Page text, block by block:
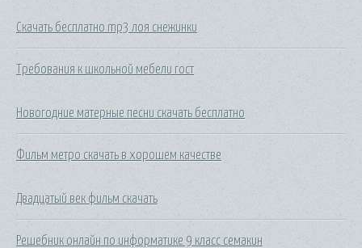
Скачать бесплатно mp3 лоя снежинки
Требования к школьной мебели гост
Новогодние матерные песни скачать бесплатно
Фильм метро скачать в хорошем качестве
Двадцатый век фильм скачать
Решебник онлайн по информатике 9 класс семакин